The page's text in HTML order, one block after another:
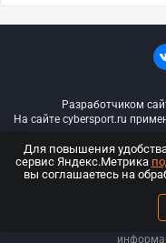
Разработчиком
На сайте cybersport.ru
© ООО
ООО «Киберспорт.ру».
Для повышения
сервис Яндекс.Метрика
вы соглашаетесь на